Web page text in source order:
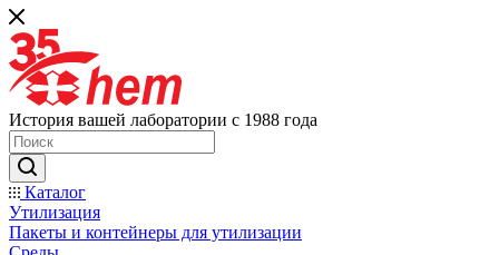
История вашей лаборатории с 1988 года
Каталог
Утилизация
Пакеты и контейнеры для утилизации